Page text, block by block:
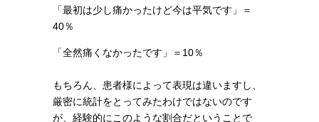
「最初は少し痛かったけど今は平気です」＝
40％
「全然痛くなかったです」＝10％
もちろん、患者様によって表現は違いますし、
厳密に統計をとってみたわけではないのです
が、経験的にこのような割合だということで